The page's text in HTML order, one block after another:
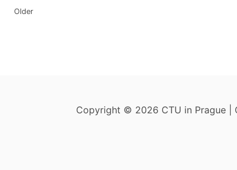
Older
Copyright © 2026 CTU in Prague |